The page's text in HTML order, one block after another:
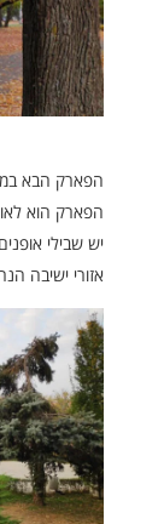
הפארק הוא
יש שבילי
אזורי ישיבה